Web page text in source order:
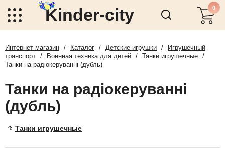
Kinder-city 0
Интернет-магазин / Каталог / Детские игрушки /
Игрушечный
транспорт / Военная техника для детей / Танки игрушечные /
Танки на радіокеруванні (дубль)
Танки на радіокеруванні
(дубль)
Танки игрушечные